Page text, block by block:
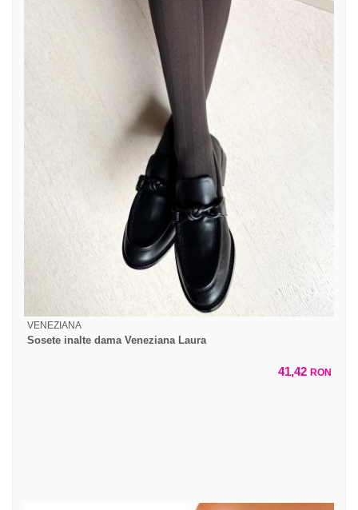
VENEZIANA
Sosete inalte dama Veneziana Laura
41,42 RON